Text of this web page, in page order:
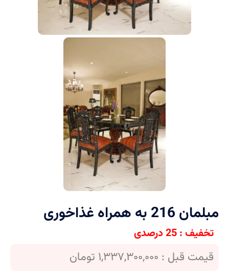
مبلمان 216 به همراه غذاخوری
تخفیف : 25 درصدی
قیمت قبل : 1,337,300,000 تومان